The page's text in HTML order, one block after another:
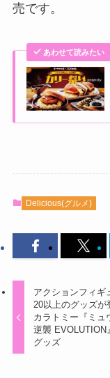
売です。
あわせて読みたい
Delicious(グルメ)
アクションフィギ
20以上のグッズが
カラトミー『ミュ
逆襲 EVOLUTION
グッズ